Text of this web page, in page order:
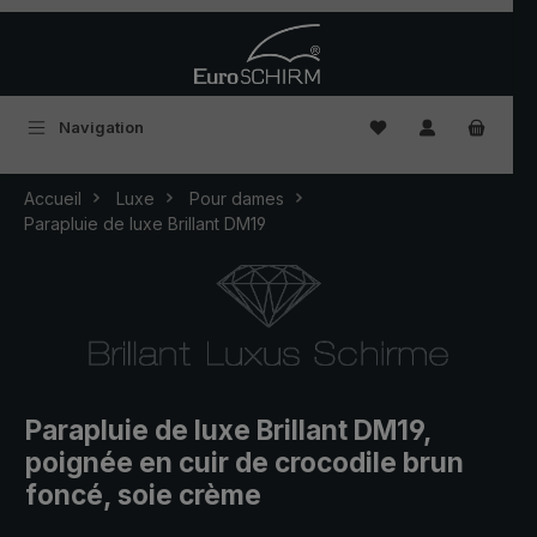
Navigation Vous avez 0
Accueil Luxe
Pour dames
Parapluie de luxe Brillant DM19
Parapluie de luxe Brillant DM19,
poignée en cuir de crocodile brun
foncé, soie crème